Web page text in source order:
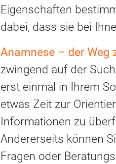
Eigenschaften
dabei, dass sie bei
Anamnese – der Weg
zwingend auf der
erst einmal in Ihrem
etwas Zeit zur
Informationen zu
Andererseits können
Fragen oder